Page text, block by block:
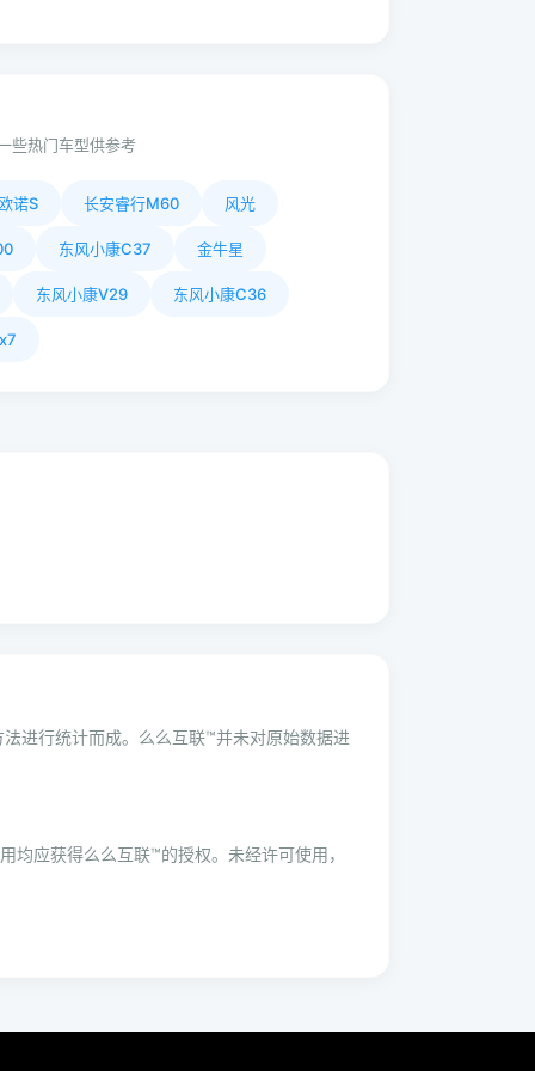
些热门车型供参考
诺S 长安睿行M60 风光
东风小康C37 金牛星
东风小康V29 东风小康C36
进行统计而成。么么互联™并未对原始数据进
应获得么么互联™的授权。未经许可使用，